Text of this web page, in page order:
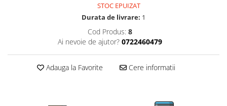
STOC EPUIZAT
Durata de livrare: 1
Cod Produs: 8
Ai nevoie de ajutor? 0722460479
Adauga la Favorite Cere informatii